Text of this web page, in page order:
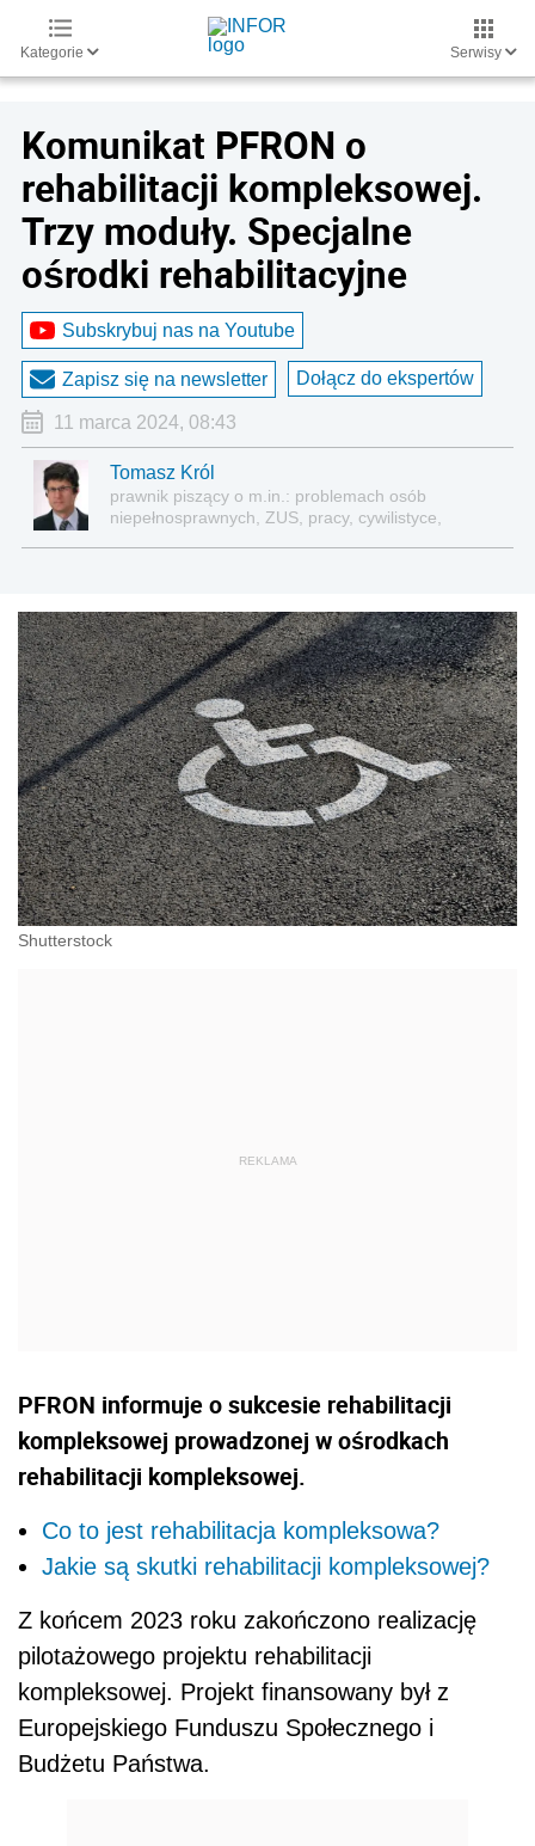
Kategorie Serwisy
Komunikat PFRON o
rehabilitacji kompleksowej.
Trzy moduły. Specjalne
ośrodki rehabilitacyjne
Subskrybuj nas na Youtube
Zapisz się na newsletter Dołącz do ekspertów
11 marca 2024, 08:43
Tomasz Król
prawnik piszący o m.in.: problemach osób
niepełnosprawnych, ZUS, pracy, cywilistyce,
Shutterstock
PFRON informuje o sukcesie rehabilitacji
kompleksowej prowadzonej w ośrodkach
rehabilitacji kompleksowej.
Co to jest rehabilitacja kompleksowa?
Jakie są skutki rehabilitacji kompleksowej?
Z końcem 2023 roku zakończono realizację
pilotażowego projektu rehabilitacji
kompleksowej. Projekt finansowany był z
Europejskiego Funduszu Społecznego i
Budżetu Państwa.